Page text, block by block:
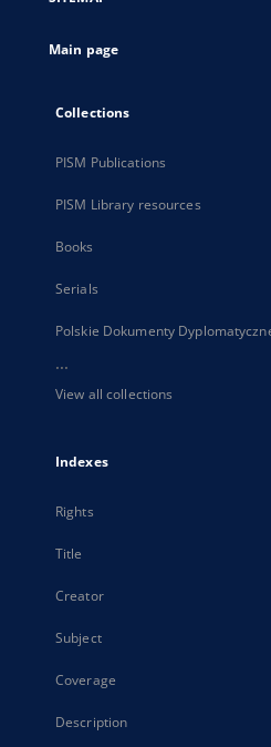
new
Main page
Collections
PISM Publications
PISM Library resources
Books
Serials
Polskie Dokumenty
...
View all collections
Indexes
Rights
Title
Creator
Subject
Coverage
Description